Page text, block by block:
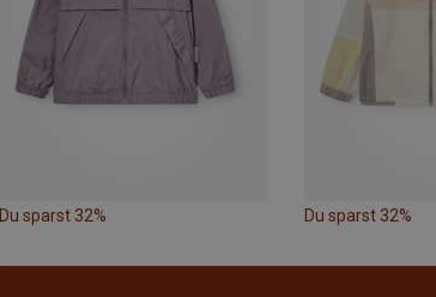
Du sparst 32% Du sparst 32%